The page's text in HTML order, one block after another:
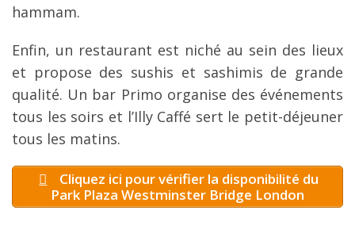
hammam.
Enfin, un restaurant est niché au sein des lieux
et propose des sushis et sashimis de grande
qualité. Un bar Primo organise des événements
tous les soirs et l’Illy Caffé sert le petit-déjeuner
tous les matins.
Cliquez ici pour vérifier la disponibilité du
Park Plaza Westminster Bridge London